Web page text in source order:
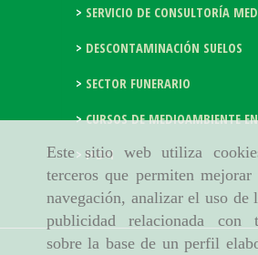
Este sitio web utiliza
terceros que permiten
navegación, analizar el uso de
publicidad relacionada con
sobre la base de un perfil
SERVICIO DE CONSULTORÍA
DESCONTAMINACIÓN SUELOS
SECTOR FUNERARIO
CURSOS DE MEDIOAMBIENTE
I+D+I